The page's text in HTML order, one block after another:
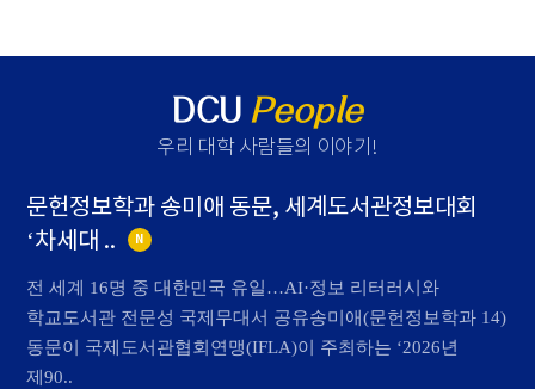
DCU People
우리 대학 사람들의 이야기 !
문헌정보학과 송미애 동문, 세계도서관정보대회
‘차세대 ..
N
전 세계 16명 중 대한민국 유일…AI·정보 리터러시와
학교도서관 전문성 국제무대서 공유송미애(문헌정보학과 14)
동문이 국제도서관협회연맹(IFLA)이 주최하는 ‘2026년
제90..